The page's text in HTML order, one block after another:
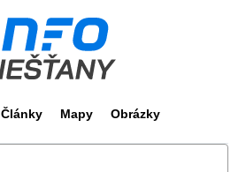
Články Mapy Obrázky